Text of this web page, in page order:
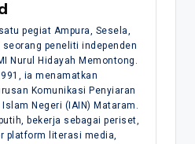
pegiat Ampura, Sesela,
seorang peneliti independen
Nurul Hidayah Memontong.
ia menamatkan
Komunikasi Penyiaran
Negeri (IAIN) Mataram.
bekerja sebagai periset,
platform literasi media,